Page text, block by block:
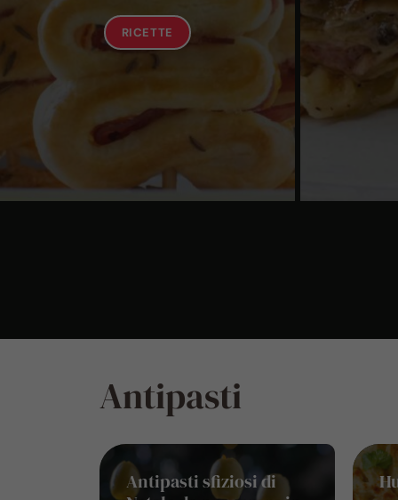
RICETTE
Antipasti
Antipasti sfiziosi di